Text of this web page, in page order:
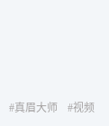
#真眉大师 #视频